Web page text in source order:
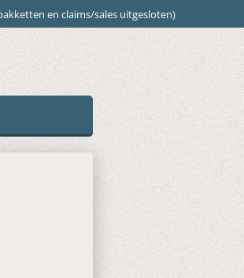
en claims/sales uitgesloten)